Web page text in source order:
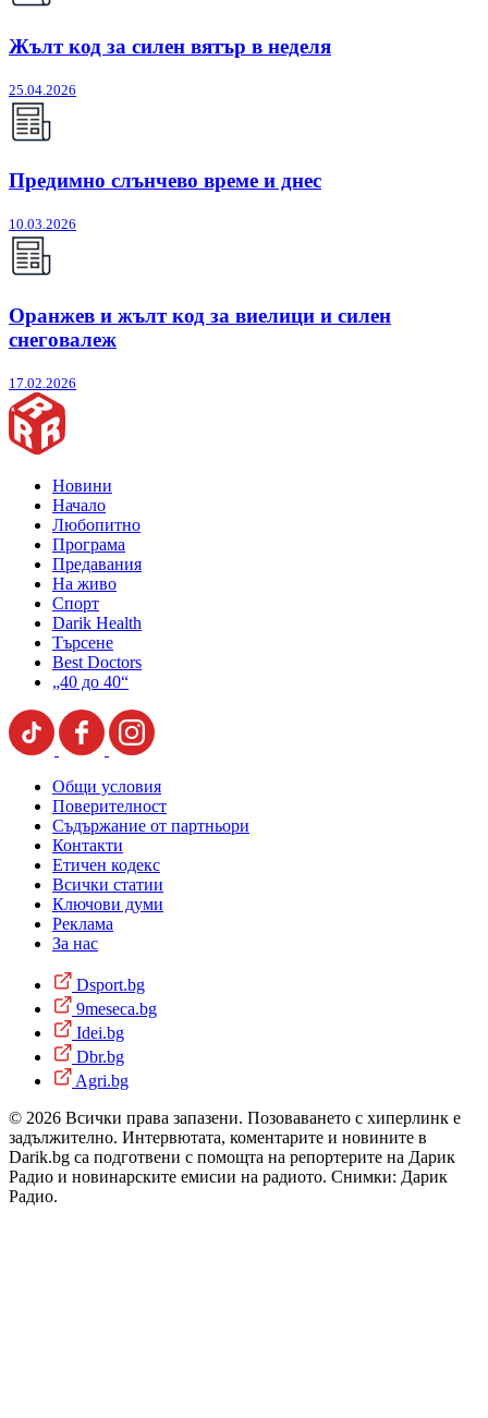
Жълт код за силен вятър в неделя
25.04.2026
Предимно слънчево време и днес
10.03.2026
Оранжев и жълт код за виелици и силен
снеговалеж
17.02.2026
Новини
Начало
Любопитно
Програма
Предавания
На живо
Спорт
Darik Health
Търсене
Best Doctors
„40 до 40“
Общи условия
Поверителност
Съдържание от партньори
Контакти
Етичен кодекс
Всички статии
Ключови думи
Реклама
За нас
Dsport.bg
9meseca.bg
Idei.bg
Dbr.bg
Agri.bg
© 2026 Всички права запазени. Позоваването с хиперлинк е
задължително. Интервютата, коментарите и новините в
Darik.bg са подготвени с помощта на репортерите на Дарик
Радио и новинарските емисии на радиото. Снимки: Дарик
Радио.